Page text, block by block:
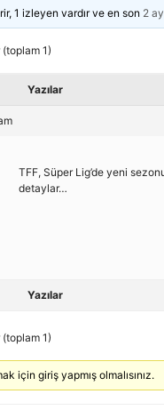
1 izleyen vardır ve en son 2
1)
Yazılar
TFF, Süper Lig’de yeni
detaylar…
Yazılar
1)
için giriş yapmış olmalısınız.